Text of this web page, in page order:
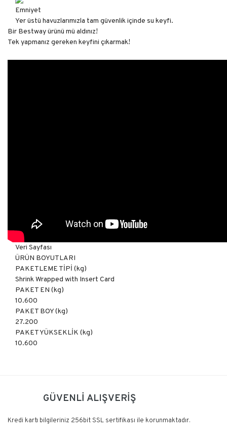
Emniyet
Yer üstü havuzlarımızla tam güvenlik içinde su keyfi.
Bir Bestway ürünü mü aldınız!
Tek yapmanız gereken keyfini çıkarmak!
Veri Sayfası
ÜRÜN BOYUTLARI
PAKETLEME TİPİ (kg)
Shrink Wrapped with Insert Card
PAKET EN (kg)
10.600
PAKET BOY (kg)
27.200
PAKET YÜKSEKLİK (kg)
10.600
Yorum Yaz
GÜVENLİ ALIŞVERİŞ
Kredi kartı bilgileriniz 256bit SSL sertifikası ile korunmaktadır.